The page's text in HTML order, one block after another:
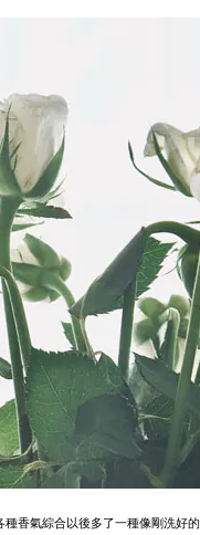
香氣綜合以後多了一種像剛洗好